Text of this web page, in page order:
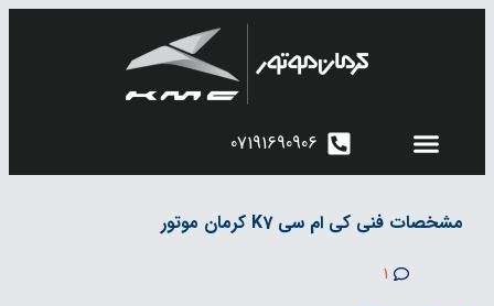
07191690906
مشخصات فنی کی ام سی K7 کرمان موتور
1